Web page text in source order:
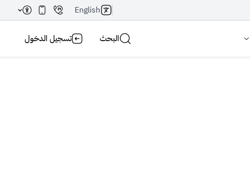
English
البحث تسجيل الدخول